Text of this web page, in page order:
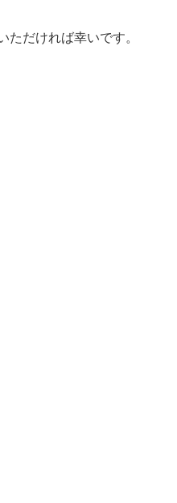
ただければ幸いです。